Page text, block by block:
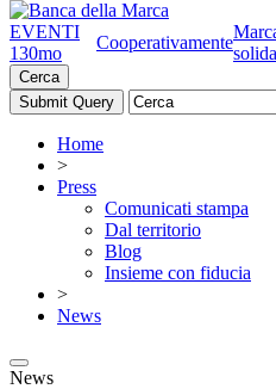
EVENTI
130mo
Cooperativamente
Cerca
Home
>
Press
Comunicati stampa
Dal territorio
Blog
Insieme con fiducia
>
News
News